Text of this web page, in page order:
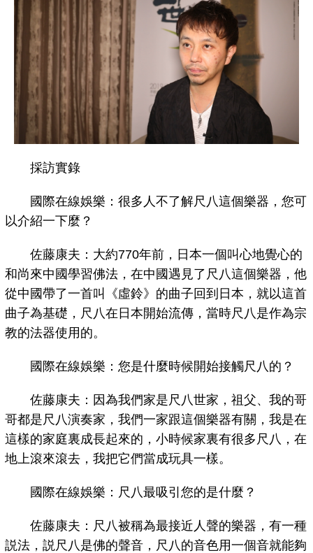
採訪實錄
國際在線娛樂：很多人不了解尺八這個樂器，您可
以介紹一下麼？
佐藤康夫：大約770年前，日本一個叫心地覺心的
和尚來中國學習佛法，在中國遇見了尺八這個樂器，他
從中國帶了一首叫《虛鈴》的曲子回到日本，就以這首
曲子為基礎，尺八在日本開始流傳，當時尺八是作為宗
教的法器使用的。
國際在線娛樂：您是什麼時候開始接觸尺八的？
佐藤康夫：因為我們家是尺八世家，祖父、我的哥
哥都是尺八演奏家，我們一家跟這個樂器有關，我是在
這樣的家庭裏成長起來的，小時候家裏有很多尺八，在
地上滾來滾去，我把它們當成玩具一樣。
國際在線娛樂：尺八最吸引您的是什麼？
佐藤康夫：尺八被稱為最接近人聲的樂器，有一種
説法，説尺八是佛的聲音，尺八的音色用一個音就能夠